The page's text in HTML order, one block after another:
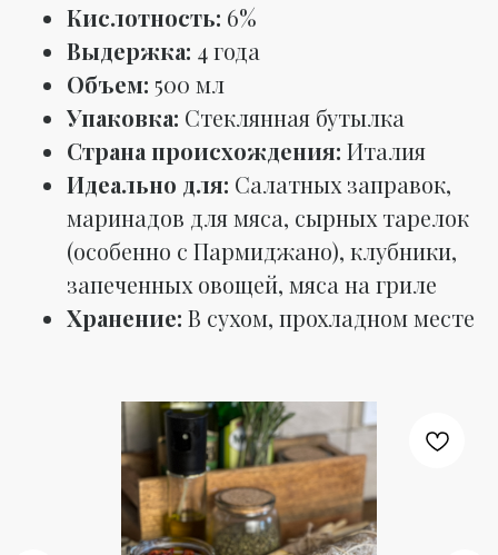
Кислотность: 6%
Выдержка: 4 года
Объем: 500 мл
Упаковка: Стеклянная бутылка
Страна происхождения: Италия
Идеально для: Салатных заправок,
маринадов для мяса, сырных тарелок
(особенно с Пармиджано), клубники,
запеченных овощей, мяса на гриле
Хранение: В сухом, прохладном месте